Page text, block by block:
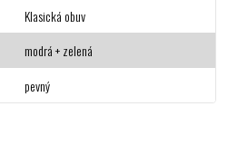
Klasická obuv
modrá + zelená
pevný